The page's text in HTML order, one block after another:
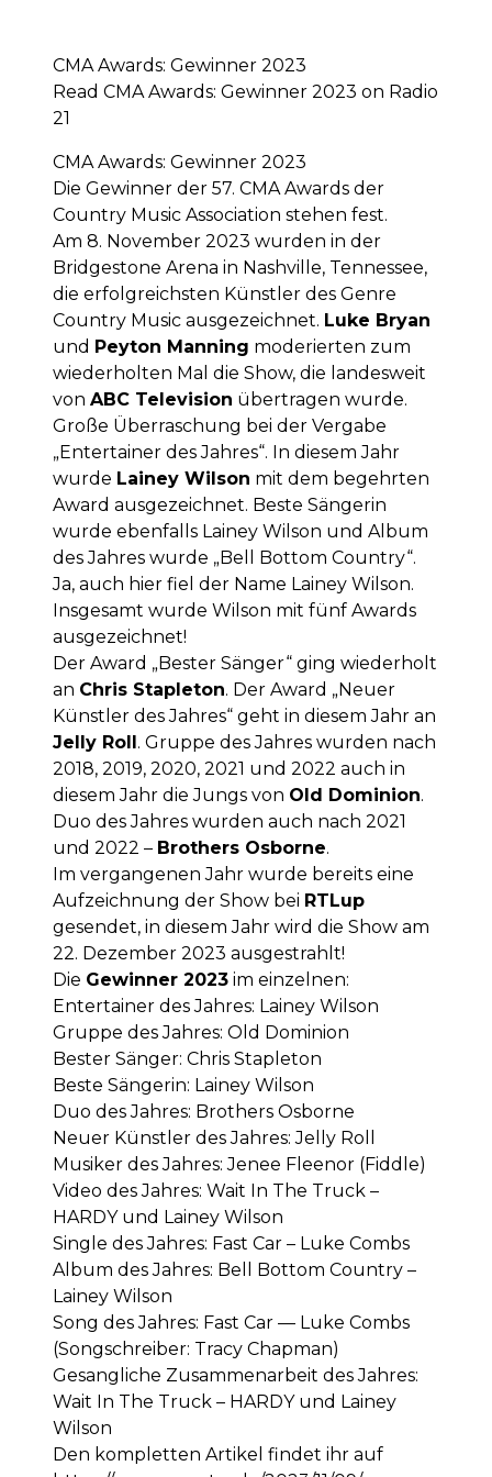
CMA Awards: Gewinner 2023
Read CMA Awards: Gewinner 2023 on Radio
21
CMA Awards: Gewinner 2023
Die Gewinner der 57. CMA Awards der
Country Music Association stehen fest.
Am 8. November 2023 wurden in der
Bridgestone Arena in Nashville, Tennessee,
die erfolgreichsten Künstler des Genre
Country Music ausgezeichnet. Luke Bryan
und Peyton Manning moderierten zum
wiederholten Mal die Show, die landesweit
von ABC Television übertragen wurde.
Große Überraschung bei der Vergabe
„Entertainer des Jahres“. In diesem Jahr
wurde Lainey Wilson mit dem begehrten
Award ausgezeichnet. Beste Sängerin
wurde ebenfalls Lainey Wilson und Album
des Jahres wurde „Bell Bottom Country“.
Ja, auch hier fiel der Name Lainey Wilson.
Insgesamt wurde Wilson mit fünf Awards
ausgezeichnet!
Der Award „Bester Sänger“ ging wiederholt
an Chris Stapleton. Der Award „Neuer
Künstler des Jahres“ geht in diesem Jahr an
Jelly Roll. Gruppe des Jahres wurden nach
2018, 2019, 2020, 2021 und 2022 auch in
diesem Jahr die Jungs von Old Dominion.
Duo des Jahres wurden auch nach 2021
und 2022 – Brothers Osborne.
Im vergangenen Jahr wurde bereits eine
Aufzeichnung der Show bei RTLup
gesendet, in diesem Jahr wird die Show am
22. Dezember 2023 ausgestrahlt!
Die Gewinner 2023 im einzelnen:
Entertainer des Jahres: Lainey Wilson
Gruppe des Jahres: Old Dominion
Bester Sänger: Chris Stapleton
Beste Sängerin: Lainey Wilson
Duo des Jahres: Brothers Osborne
Neuer Künstler des Jahres: Jelly Roll
Musiker des Jahres: Jenee Fleenor (Fiddle)
Video des Jahres: Wait In The Truck –
HARDY und Lainey Wilson
Single des Jahres: Fast Car – Luke Combs
Album des Jahres: Bell Bottom Country –
Lainey Wilson
Song des Jahres: Fast Car — Luke Combs
(Songschreiber: Tracy Chapman)
Gesangliche Zusammenarbeit des Jahres:
Wait In The Truck – HARDY und Lainey
Wilson
Den kompletten Artikel findet ihr auf